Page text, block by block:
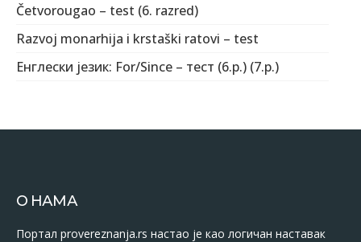
Četvorougao – test (6. razred)
Razvoj monarhija i krstaški ratovi – test
Енглески језик: For/Since – тест (6.р.) (7.р.)
О НАМА
Портал provereznanja.rs настао је као логичан наставак